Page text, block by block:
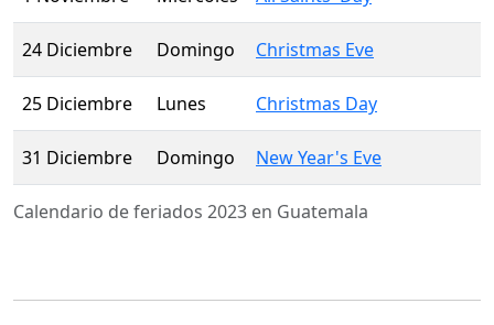
Calendario de feriados 2023 en Guatemala
24 Diciembre Domingo Christmas Eve
25 Diciembre Lunes Christmas Day
31 Diciembre Domingo New Year's Eve